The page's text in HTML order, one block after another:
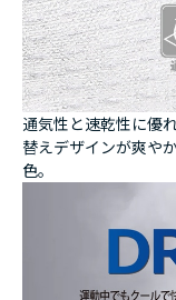
通気性と速乾性に優
替えデザインが爽や
色。